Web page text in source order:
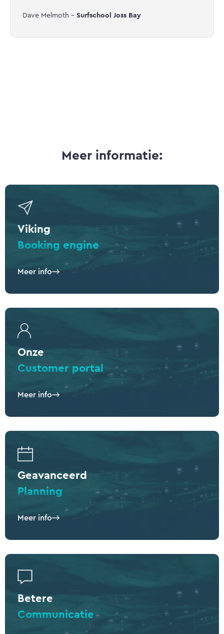
Dave Melmoth - Surfschool Joss Bay
Meer informatie:
Viking
Booking engine
Meer info
Onze
Customer portal
Meer info
Geavanceerd
Planning
Meer info
Betere
Communicatie